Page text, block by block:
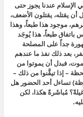
الإسلام عندنا يجوز حتى
أن يقتله، يقتلون الأضعف،
موجود هذا طبعاً، وهذا
طبعاً، هذا يُوجَد
جداً على المصلحة
بعد ذلك نفذ ما عندهم
فبدل أن يموتوا من
– إذا تيقَّنوا من ذلك –
تساءل أحد الحضور هل
مُباشَرةً هكذا، لكن